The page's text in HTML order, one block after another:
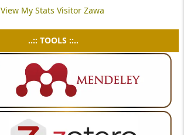
View My Stats Visitor Zawa
..:: TOOLS ::..